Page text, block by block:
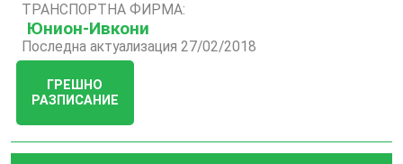
ТРАНСПОРТНА ФИРМА:
Юнион-Ивкони
Последна актуализация 27/02/2018
ГРЕШНО
РАЗПИСАНИЕ